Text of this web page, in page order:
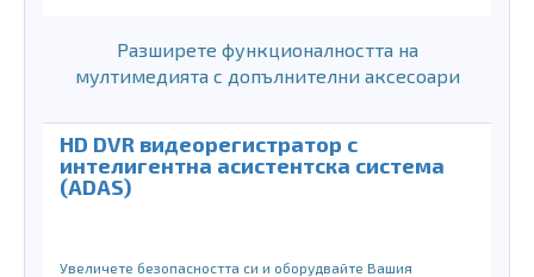
Разширете функционалността на
мултимедията с допълнителни аксесоари
HD DVR видеорегистратор с
интелигентна асистентска система
(ADAS)
Увеличете безопасността си и оборудвайте Вашия